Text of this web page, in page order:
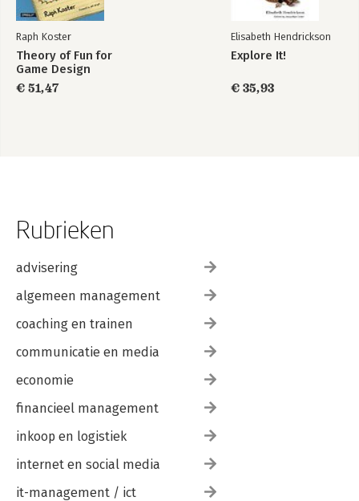
Raph Koster
Theory of Fun for
Game Design
€ 51,47
Elisabeth Hendrickson
Explore It!
€ 35,93
Rubrieken
advisering
algemeen management
coaching en trainen
communicatie en media
economie
financieel management
inkoop en logistiek
internet en social media
it-management / ict